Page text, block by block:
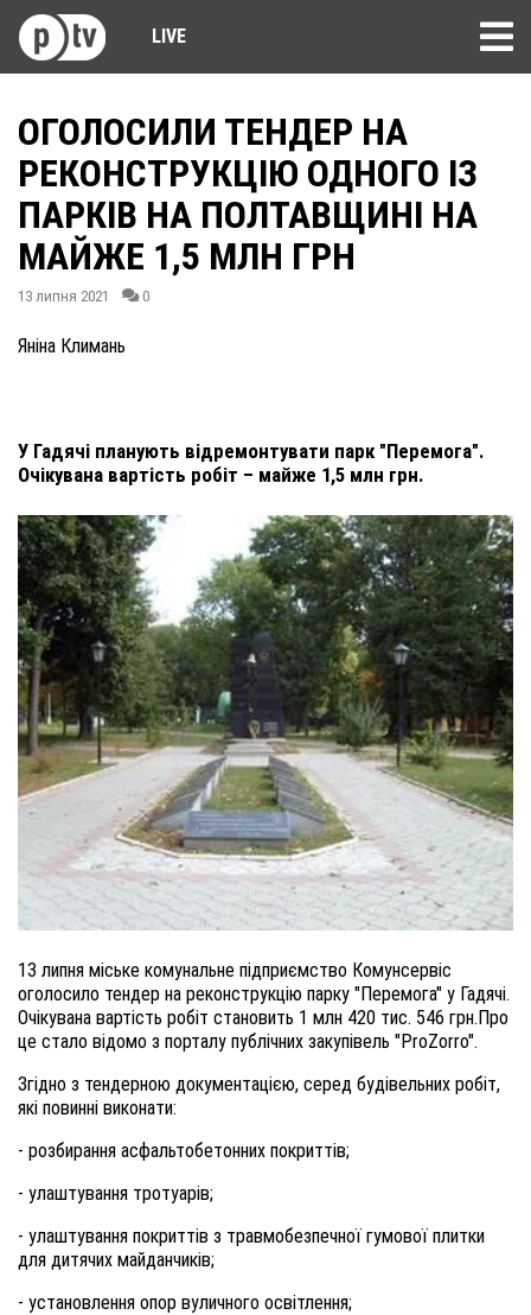
LIVE
ОГОЛОСИЛИ ТЕНДЕР НА
РЕКОНСТРУКЦІЮ ОДНОГО ІЗ
ПАРКІВ НА ПОЛТАВЩИНІ НА
МАЙЖЕ 1,5 МЛН ГРН
13 липня 2021 0
Яніна Климань
У Гадячі планують відремонтувати парк "Перемога".
Очікувана вартість робіт – майже 1,5 млн грн.
13 липня міське комунальне підприємство Комунсервіс
оголосило тендер на реконструкцію парку "Перемога" у Гадячі.
Очікувана вартість робіт становить 1 млн 420 тис. 546 грн.Про
це стало відомо з порталу публічних закупівель "ProZorro".
Згідно з тендерною документацією, серед будівельних робіт,
які повинні виконати:
- розбирання асфальтобетонних покриттів;
- улаштування тротуарів;
- улаштування покриттів з травмобезпечної гумової плитки
для дитячих майданчиків;
- установлення опор вуличного освітлення;